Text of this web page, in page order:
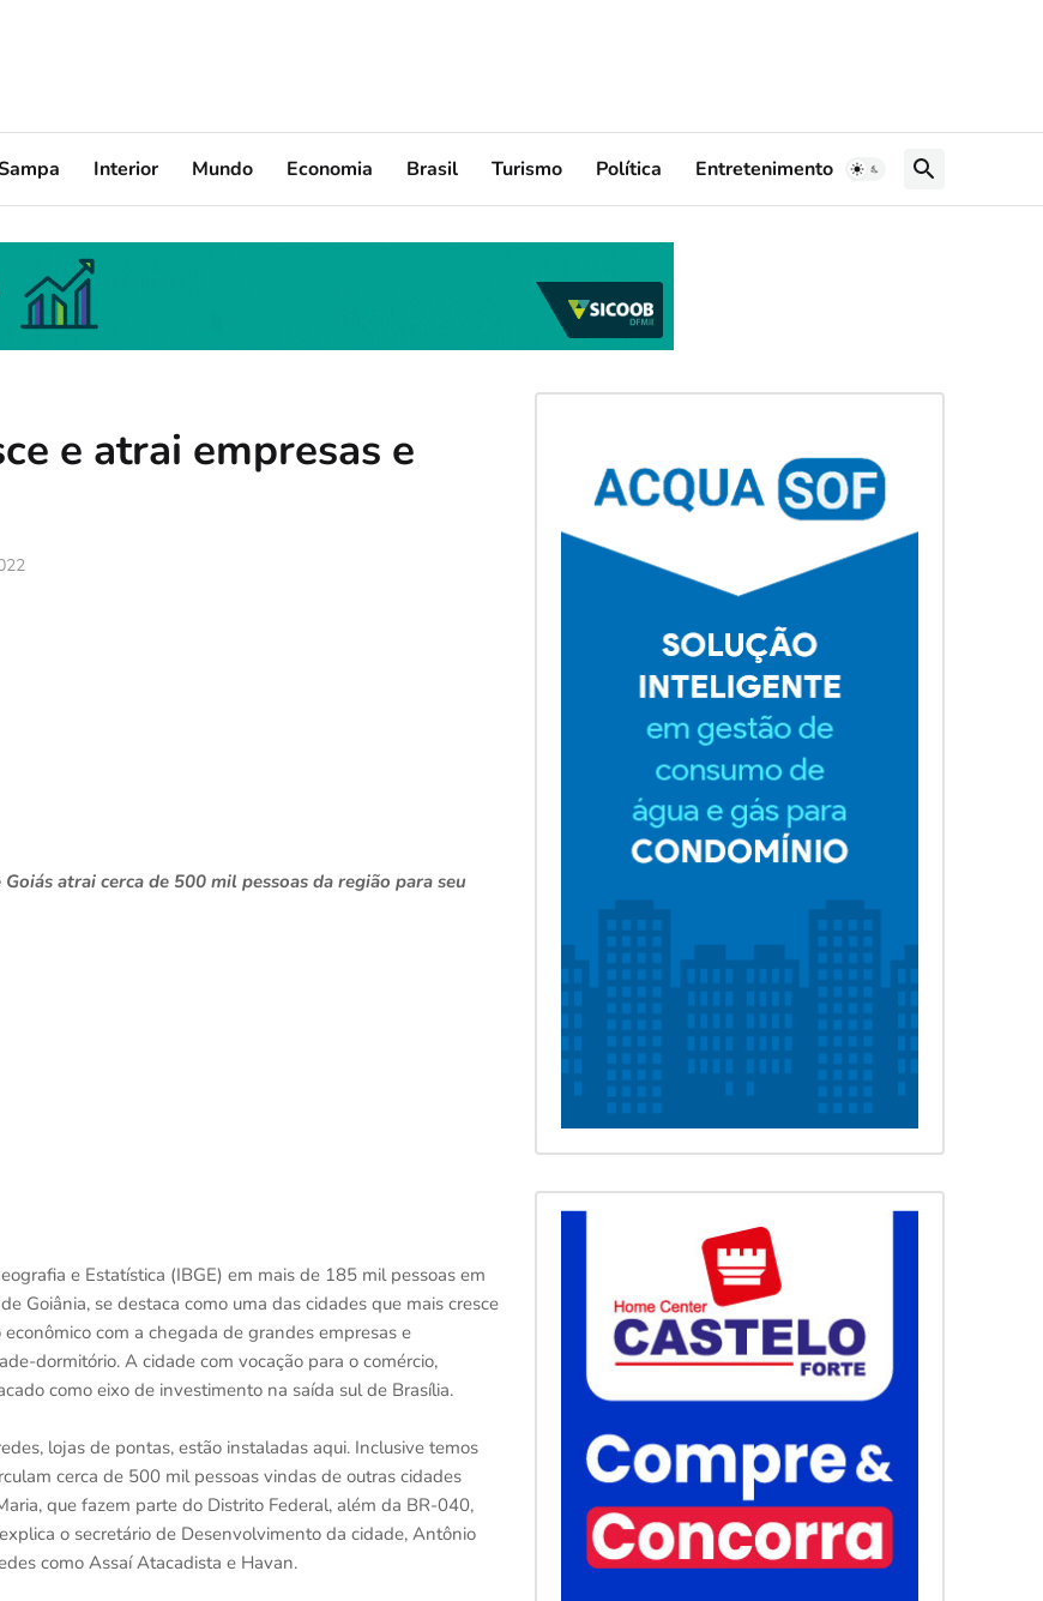
Interior Mundo Economia Brasil Turismo Política Entretenimento
e atrai empresas e
atrai cerca de 500 mil pessoas da região para seu
e Estatística (IBGE) em mais de 185 mil pessoas em
Goiânia, se destaca como uma das cidades que mais cresce
com a chegada de grandes empresas e
dormitório. A cidade com vocação para o comércio,
como eixo de investimento na saída sul de Brasília.
lojas de pontas, estão instaladas aqui. Inclusive temos
cerca de 500 mil pessoas vindas de outras cidades
que fazem parte do Distrito Federal, além da BR-040,
o secretário de Desenvolvimento da cidade, Antônio
como Assaí Atacadista e Havan.